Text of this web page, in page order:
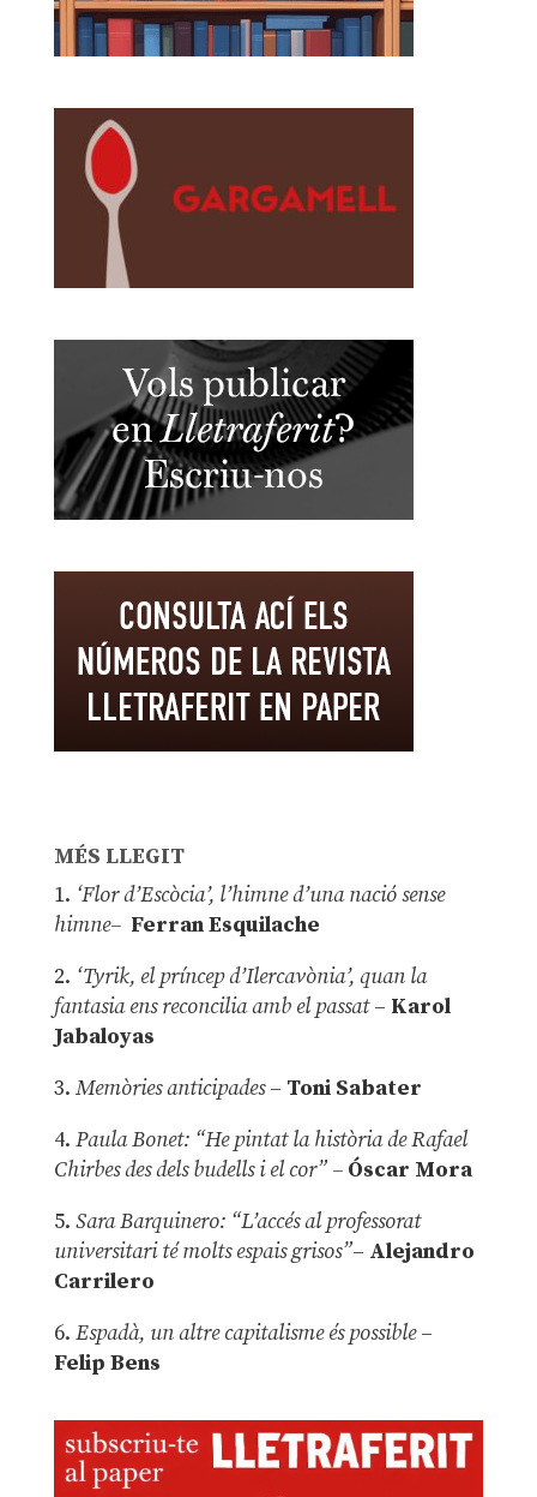
MÉS LLEGIT
1. ‘Flor d’Escòcia’, l’himne d’una nació sense
himne– Ferran Esquilache
2. ‘Tyrik, el príncep d’Ilercavònia’, quan la
fantasia ens reconcilia amb el passat– Karol
Jabaloyas
3. Memòries anticipades– Toni Sabater
4. Paula Bonet: “He pintat la història de Rafael
Chirbes des dels budells i el cor” –Óscar Mora
5. Sara Barquinero: “L’accés al professorat
universitari té molts espais grisos”– Alejandro
Carrilero
6. Espadà, un altre capitalisme és possible –
Felip Bens